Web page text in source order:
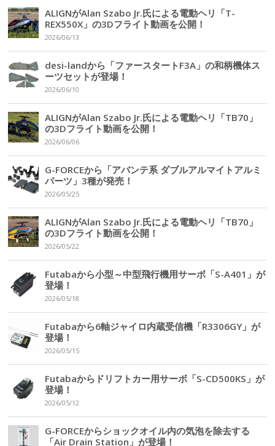
ALIGNがAlan Szabo Jr.氏による電動ヘリ「T-
REX550X」の3Dフライト動画を公開！
2026/06/13
desi-landから「ファースタートF3A」の和柄機体ス
ーツセットが登場！
2026/06/10
ALIGNがAlan Szabo Jr.氏による電動ヘリ「TB70」
の3Dフライト動画を公開！
2026/06/06
G-FORCEから「アバンテ系 ダブルアルマイトアルミ
パーツ」3種が発売！
2026/05/25
ALIGNがAlan Szabo Jr.氏による電動ヘリ「TB70」
の3Dフライト動画を公開！
2026/05/22
Futabaから小型～中型飛行機用サーボ「S-A401」が
登場！
2026/05/18
Futabaから6軸ジャイロ内蔵受信機「R3306GY」が
登場！
2026/05/15
Futabaからドリフトカー用サーボ「S-CD500KS」が
登場！
2026/05/12
G-FORCEからショックオイル内の気泡を除去する
「Air Drain Station」が登場！